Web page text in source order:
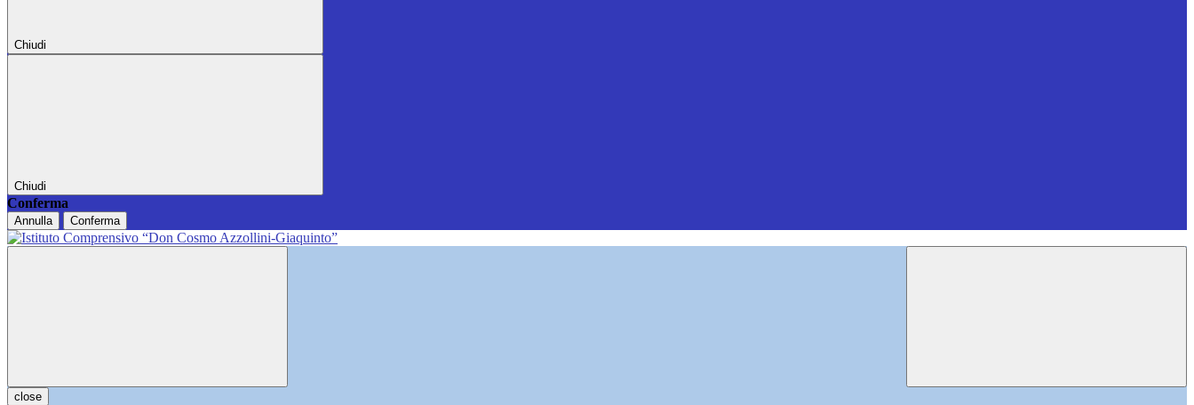
Chiudi
Chiudi
Conferma
Annulla Conferma
close